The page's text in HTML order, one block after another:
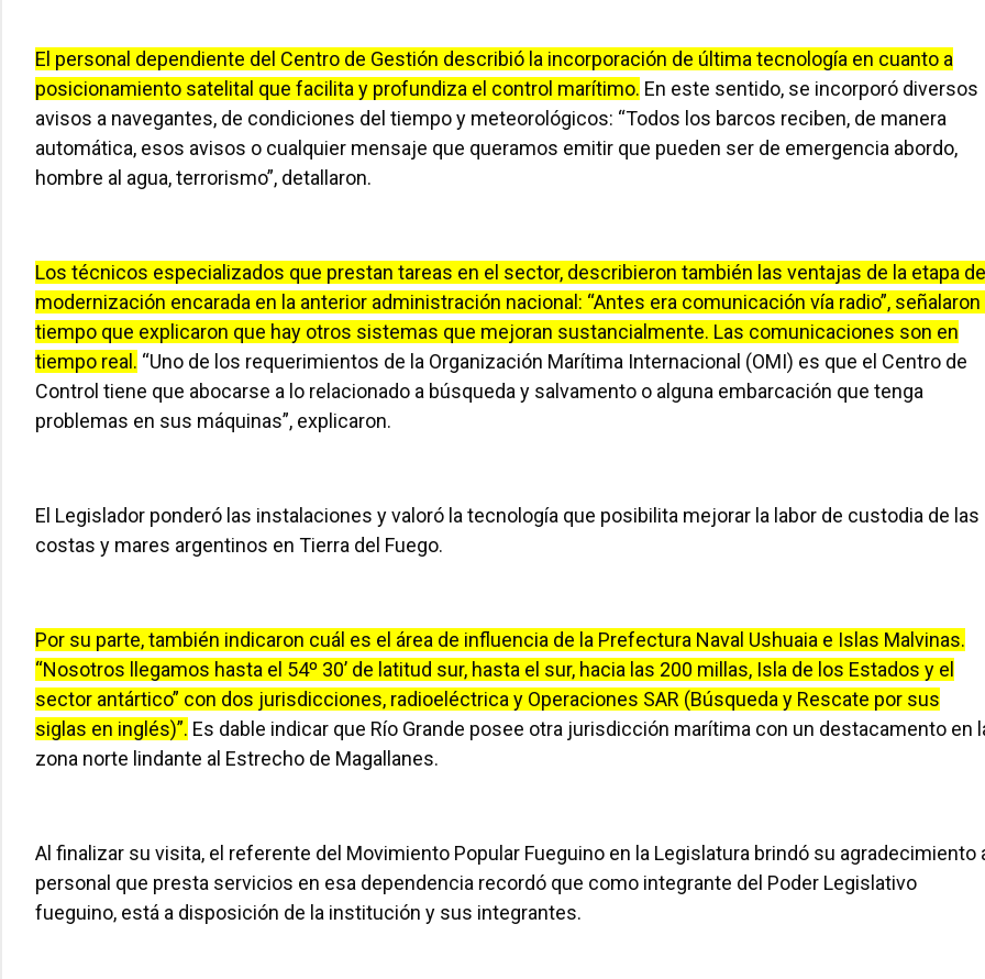
El personal dependiente del Centro de Gestión describió la incorporación de última tecnología en cuanto a
posicionamiento satelital que facilita y profundiza el control marítimo. En este sentido, se incorporó diversos
avisos a navegantes, de condiciones del tiempo y meteorológicos: “Todos los barcos reciben, de manera
automática, esos avisos o cualquier mensaje que queramos emitir que pueden ser de emergencia abordo,
hombre al agua, terrorismo”, detallaron.
Los técnicos especializados que prestan tareas en el sector, describieron también las ventajas de la etapa de
modernización encarada en la anterior administración nacional: “Antes era comunicación vía radio”, señalaron
tiempo que explicaron que hay otros sistemas que mejoran sustancialmente. Las comunicaciones son en
tiempo real. “Uno de los requerimientos de la Organización Marítima Internacional (OMI) es que el Centro de
Control tiene que abocarse a lo relacionado a búsqueda y salvamento o alguna embarcación que tenga
problemas en sus máquinas”, explicaron.
El Legislador ponderó las instalaciones y valoró la tecnología que posibilita mejorar la labor de custodia de las
costas y mares argentinos en Tierra del Fuego.
Por su parte, también indicaron cuál es el área de influencia de la Prefectura Naval Ushuaia e Islas Malvinas.
“Nosotros llegamos hasta el 54º 30’ de latitud sur, hasta el sur, hacia las 200 millas, Isla de los Estados y el
sector antártico” con dos jurisdicciones, radioeléctrica y Operaciones SAR (Búsqueda y Rescate por sus
siglas en inglés)”. Es dable indicar que Río Grande posee otra jurisdicción marítima con un destacamento en
zona norte lindante al Estrecho de Magallanes.
Al finalizar su visita, el referente del Movimiento Popular Fueguino en la Legislatura brindó su agradecimiento
personal que presta servicios en esa dependencia recordó que como integrante del Poder Legislativo
fueguino, está a disposición de la institución y sus integrantes.